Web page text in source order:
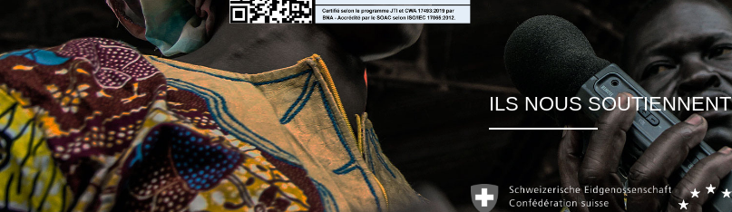
ILS NOUS SOUTIENNENT